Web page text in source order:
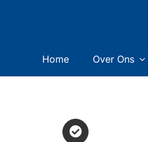
Home Over Ons